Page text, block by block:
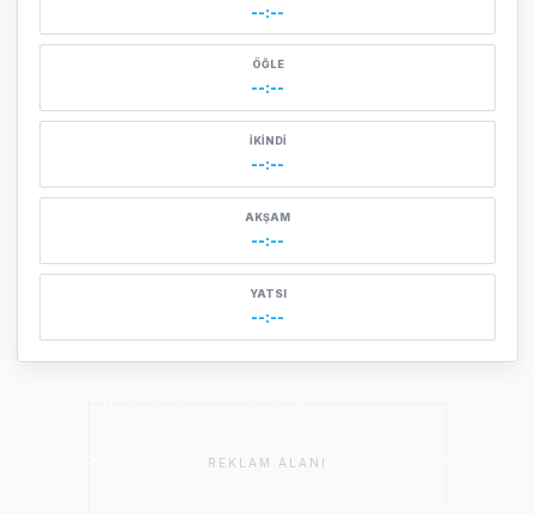
--:--
ÖĞLE
--:--
İKINDI
--:--
AKŞAM
--:--
YATSI
--:--
REKLAM ALANI